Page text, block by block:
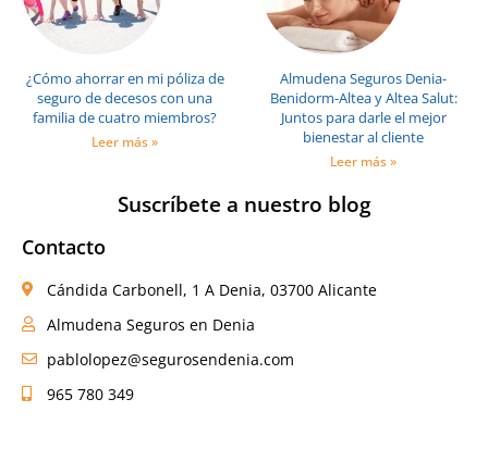
¿Cómo ahorrar en mi póliza de
seguro de decesos con una
familia de cuatro miembros?
Leer más »
Almudena Seguros Denia-
Benidorm-Altea y Altea Salut:
Juntos para darle el mejor
bienestar al cliente
Leer más »
Suscríbete a nuestro blog
Contacto
Cándida Carbonell, 1 A Denia, 03700 Alicante
Almudena Seguros en Denia
pablolopez@segurosendenia.com
965 780 349